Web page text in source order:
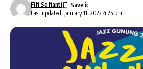
Last updated: January 11, 2022 4:25 pm
Fifi Sofianti